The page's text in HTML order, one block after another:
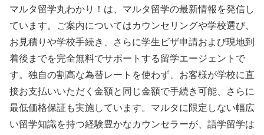
マルタ留学丸わかり！は、マルタ留学の最新情報を発信し
ています。ご案内についてはカウンセリングや学校選び、
お見積りや学校手続き、さらに学生ビザ申請および現地到
着後までを完全無料でサポートする留学エージェントで
す。独自の割高な為替レートを使わず、お客様が学校に直
接お支払いいただく金額と同じ金額で手続き可能、さらに
最低価格保証も実施しています。マルタに限定しない幅広
い留学知識を持つ経験豊かなカウンセラーが、語学留学は